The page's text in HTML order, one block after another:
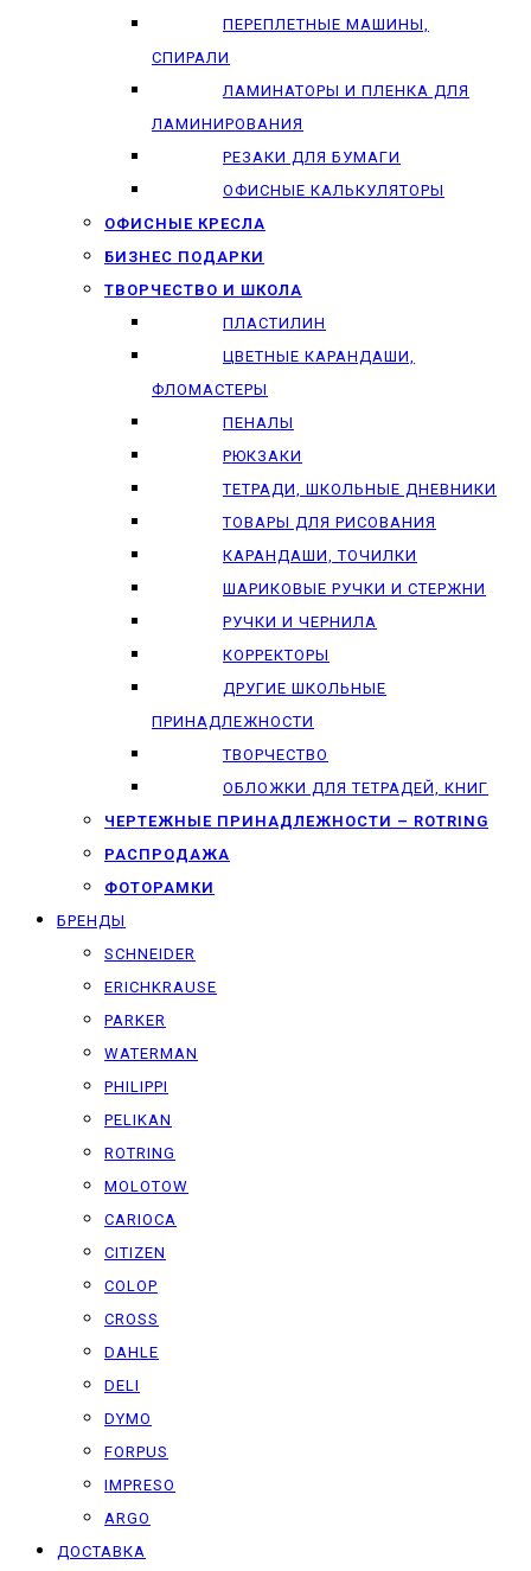
ПЕРЕПЛЕТНЫЕ МАШИНЫ,
СПИРАЛИ
ЛАМИНАТОРЫ И ПЛЕНКА ДЛЯ
ЛАМИНИРОВАНИЯ
РЕЗАКИ ДЛЯ БУМАГИ
ОФИСНЫЕ КАЛЬКУЛЯТОРЫ
ОФИСНЫЕ КРЕСЛА
БИЗНЕС ПОДАРКИ
ТВОРЧЕСТВО И ШКОЛА
ПЛАСТИЛИН
ЦВЕТНЫЕ КАРАНДАШИ,
ФЛОМАСТЕРЫ
ПЕНАЛЫ
РЮКЗАКИ
ТЕТРАДИ, ШКОЛЬНЫЕ ДНЕВНИКИ
ТОВАРЫ ДЛЯ РИСОВАНИЯ
КАРАНДАШИ, ТОЧИЛКИ
ШАРИКОВЫЕ РУЧКИ И СТЕРЖНИ
РУЧКИ И ЧЕРНИЛА
КОРРЕКТОРЫ
ДРУГИЕ ШКОЛЬНЫЕ
ПРИНАДЛЕЖНОСТИ
ТВОРЧЕСТВО
ОБЛОЖКИ ДЛЯ ТЕТРАДЕЙ, КНИГ
ЧЕРТЕЖНЫЕ ПРИНАДЛЕЖНОСТИ – ROTRING
РАСПРОДАЖА
ФОТОРАМКИ
БРЕНДЫ
SCHNEIDER
ERICHKRAUSE
PARKER
WATERMAN
PHILIPPI
PELIKAN
ROTRING
MOLOTOW
CARIOCA
CITIZEN
COLOP
CROSS
DAHLE
DELI
DYMO
FORPUS
IMPRESO
ARGO
ДОСТАВКА